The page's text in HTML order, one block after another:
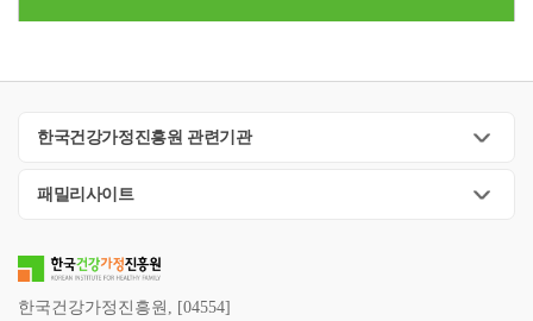
한국건강가정진흥원 관련기관
패밀리사이트
한국건강가정진흥원, [04554]